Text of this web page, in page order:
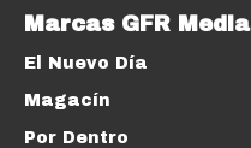
Marcas GFR Media
El Nuevo Día
Magacín
Por Dentro